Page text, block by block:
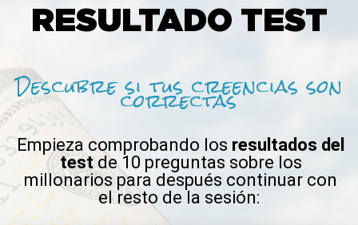
RESULTADO TEST
Descubre si tus creencias son
correctas
Empieza comprobando los resultados del
test de 10 preguntas sobre los
millonarios para después continuar con
el resto de la sesión: